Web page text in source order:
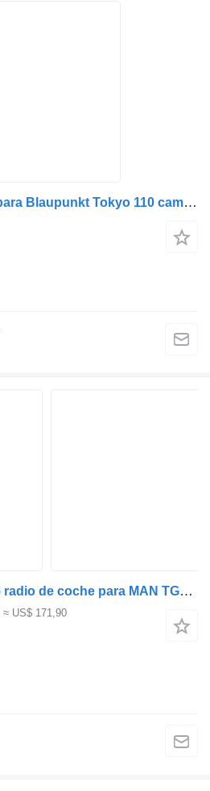
Radio radio de coche para Blaupunkt Tokyo 110 camión
Blaupunkt 7620210006 radio de coche para MAN TGL, TGM, TGS, TGX (2005-2021) camión
≈ US$ 171,90